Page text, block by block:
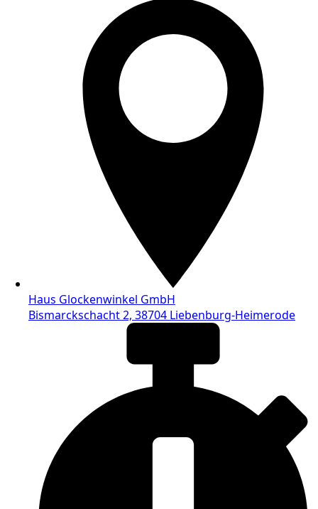
Haus Glockenwinkel GmbH
Bismarckschacht 2, 38704 Liebenburg-Heimerode